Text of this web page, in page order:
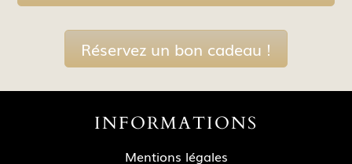
Réservez un bon cadeau !
INFORMATIONS
Mentions légales